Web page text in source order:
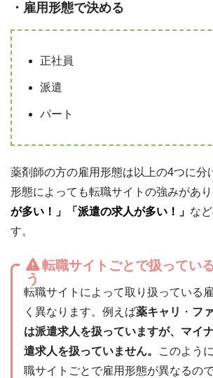
・雇用形態で決める
正社員
派遣
パート
薬剤師の方の雇用形態は以上の4つに分
形態によっても転職サイトの強みがあり
が多い！」「派遣の求人が多い！」 な
す。
転職サイトごとで扱ってい
う
転職サイトによって取り扱っている
く異なります。例えば薬キャリ ・ フ
は派遣求人を扱っていますが、マイ
遣求人を扱っていません。
このよう
職サイトごとで雇用形態が異なるの